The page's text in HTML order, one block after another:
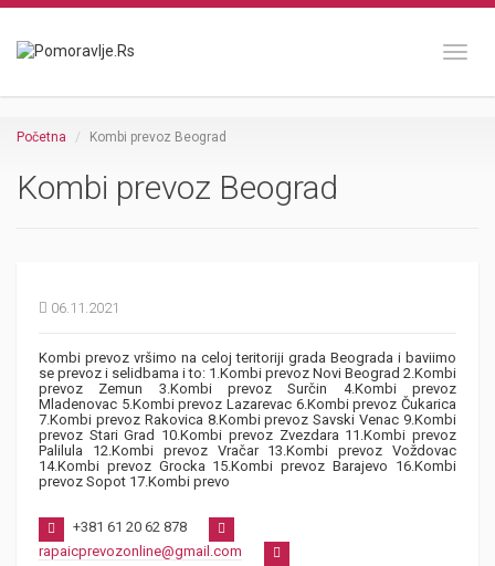
Početna Kombi prevoz Beograd
Kombi prevoz Beograd
06.11.2021
Kombi prevoz vršimo na celoj teritoriji grada Beograda i baviimo
se prevoz i selidbama i to: 1.Kombi prevoz Novi Beograd 2.Kombi
prevoz Zemun 3.Kombi prevoz Surčin 4.Kombi prevoz
Mladenovac 5.Kombi prevoz Lazarevac 6.Kombi prevoz Čukarica
7.Kombi prevoz Rakovica 8.Kombi prevoz Savski Venac 9.Kombi
prevoz Stari Grad 10.Kombi prevoz Zvezdara 11.Kombi prevoz
Palilula 12.Kombi prevoz Vračar 13.Kombi prevoz Voždovac
14.Kombi prevoz Grocka 15.Kombi prevoz Barajevo 16.Kombi
prevoz Sopot 17.Kombi prevo
+381 61 20 62 878
rapaicprevozonline@gmail.com